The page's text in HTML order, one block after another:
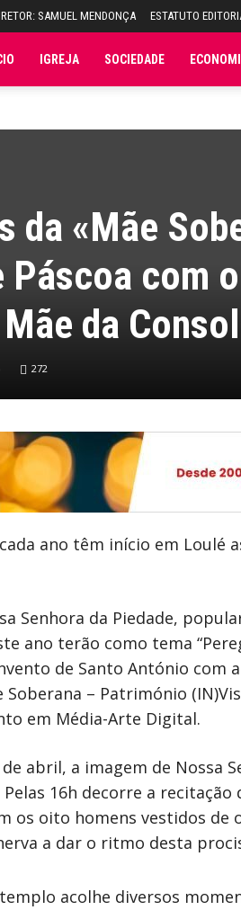
SAMUEL MENDONÇA ESTATUTO
IGREJA SOCIEDADE
da «Mãe
Páscoa com
da
272
ano têm início em
Senhora da Piedade,
ano terão como tema
de Santo António com
– Património
em Média-Arte Digital.
abril, a imagem de Nossa
Pelas 16h decorre a
os oito homens vestidos
a dar o ritmo desta
acolhe diversos